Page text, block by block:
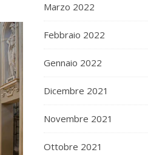
Marzo 2022
Febbraio 2022
Gennaio 2022
Dicembre 2021
Novembre 2021
Ottobre 2021